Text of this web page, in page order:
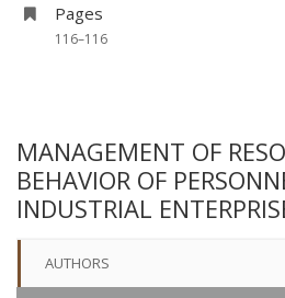
Pages
116–116
MANAGEMENT OF
BEHAVIOR OF
INDUSTRIAL
AUTHORS